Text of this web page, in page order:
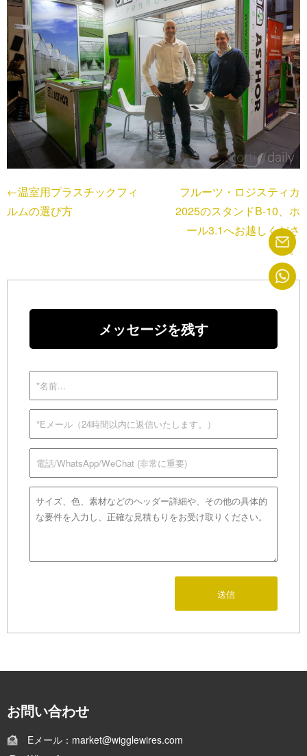
←温室用プラスチックフィ
ルムの選び方
フルーツ・ロジスティカ
2025のスタンドB-10、ホ
ール3.1へお越しくださ
い。
メッセージを残す
送信
お問い合わせ
Eメール：market@wigglewires.com